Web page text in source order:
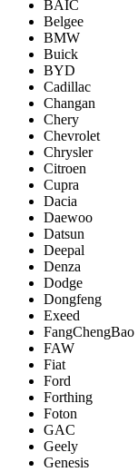
BAIC
Belgee
BMW
Buick
BYD
Cadillac
Changan
Chery
Chevrolet
Chrysler
Citroen
Cupra
Dacia
Daewoo
Datsun
Deepal
Denza
Dodge
Dongfeng
Exeed
FangChengBao
FAW
Fiat
Ford
Forthing
Foton
GAC
Geely
Genesis